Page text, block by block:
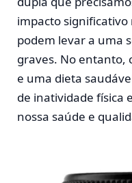
impacto significativo
podem levar a uma
graves. No entanto,
e uma dieta
de inatividade física
nossa saúde e